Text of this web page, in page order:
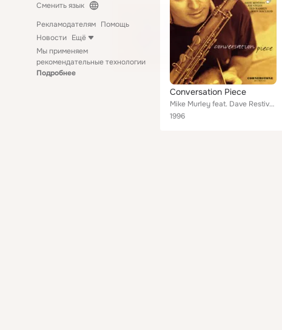
Сменить язык
Рекламодателям Помощь
Новости Ещё
Мы применяем
рекомендательные технологии
Подробнее
Conversation Piece
Mike Murley feat. Dave Restivo, Jim Vivian, Ted Warren, John MacLeod
1996